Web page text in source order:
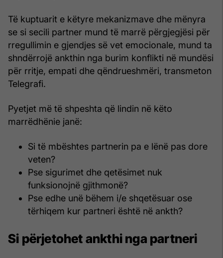
Të kuptuarit e këtyre mekanizmave dhe mënyra
se si secili partner mund të marrë përgjegjësi për
rregullimin e gjendjes së vet emocionale, mund ta
shndërrojë ankthin nga burim konflikti në mundësi
për rritje, empati dhe qëndrueshmëri, transmeton
Telegrafi.
Pyetjet më të shpeshta që lindin në këto
marrëdhënie janë:
Si të mbështes partnerin pa e lënë pas dore
veten?
Pse sigurimet dhe qetësimet nuk
funksionojnë gjithmonë?
Pse edhe unë bëhem i/e shqetësuar ose
tërhiqem kur partneri është në ankth?
Si përjetohet ankthi nga partneri